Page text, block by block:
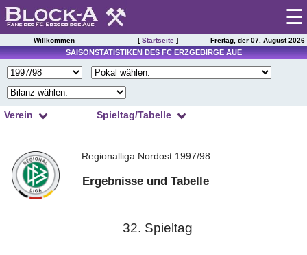
Startseite
Spieltag
|
Tabelle
Presseschau
Saisonstatistik
☰
Willkommen [Startseite] Freitag, der 07. August 2026
SAISONSTATISTIKEN DES FC ERZGEBIRGE AUE
Verein
Spielplan
Einsätze
Torschützen
Spieltag/Tabelle
5
6 7
8
9
10 11
12
Regionalliga Nordost 1997/98
Ergebnisse und Tabelle
32. Spieltag